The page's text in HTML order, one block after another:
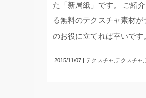
た「新局紙」です。 ご紹
る無料のテクスチャ素材が
のお役に立てれば幸いです
2015/11/07 | テクスチャ テクスチャ